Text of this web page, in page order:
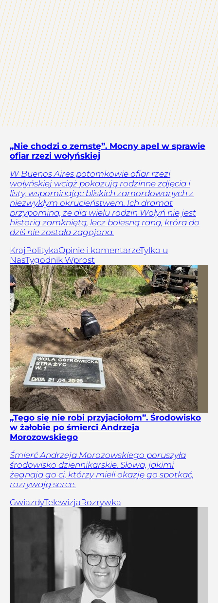
„Nie chodzi o zemstę”. Mocny apel w sprawie
ofiar rzezi wołyńskiej
W Buenos Aires potomkowie ofiar rzezi
wołyńskiej wciąż pokazują rodzinne zdjęcia i
listy, wspominając bliskich zamordowanych z
niezwykłym okrucieństwem. Ich dramat
przypomina, że dla wielu rodzin Wołyń nie jest
historią zamkniętą, lecz bolesną raną, która do
dziś nie została zagojona.
Kraj PolitykaOpinie i komentarzeTylko u
NasTygodnik Wprost
„Tego się nie robi przyjaciołom”. Środowisko
w żałobie po śmierci Andrzeja
Morozowskiego
Śmierć Andrzeja Morozowskiego poruszyła
środowisko dziennikarskie. Słowa, jakimi
żegnają go ci, którzy mieli okazję go spotkać,
rozrywają serce.
GwiazdyTelewizjaRozrywka